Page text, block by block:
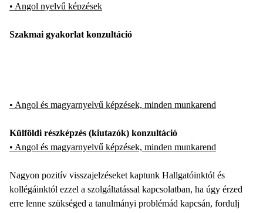
• Angol nyelvű képzések
Szakmai gyakorlat konzultáció
• Angol és magyarnyelvű képzések, minden munkarend
Külföldi részképzés (kiutazók) konzultáció
• Angol és magyarnyelvű képzések, minden munkarend
Nagyon pozitív visszajelzéseket kaptunk Hallgatóinktól és
kollégáinktól ezzel a szolgáltatással kapcsolatban, ha úgy érzed
erre lenne szükséged a tanulmányi problémád kapcsán, fordulj